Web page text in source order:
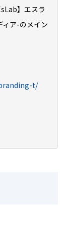
】エスラ
ィア-のメイン
t/